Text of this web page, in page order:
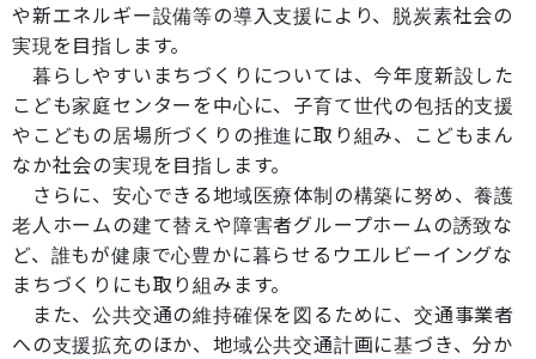
や新エネルギー設備等の導入支援により、脱炭素社会の
実現を目指します。
暮らしやすいまちづくりについては、今年度新設した
こども家庭センターを中心に、子育て世代の包括的支援
やこどもの居場所づくりの推進に取り組み、こどもまん
なか社会の実現を目指します。
さらに、安心できる地域医療体制の構築に努め、養護
老人ホームの建て替えや障害者グループホームの誘致な
ど、誰もが健康で心豊かに暮らせるウエルビーイングな
まちづくりにも取り組みます。
また、公共交通の維持確保を図るために、交通事業者
への支援拡充のほか、地域公共交通計画に基づき、分か